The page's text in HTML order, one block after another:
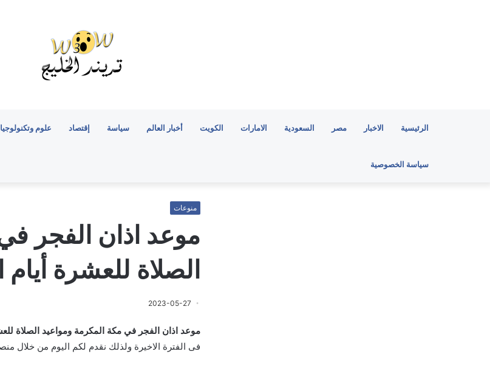
الرئيسية الاخبار مصر السعودية الامارات الكويت أخبار العالم سياسة إقتصاد علوم وتكنولوجيا
سياسة الخصوصية
منوعات
موعد اذان الفجر
الصلاة للعشرة أيام
2023-05-27
موعد اذان الفجر في مكة المكرمة ومواعيد الصلاة
فى الفترة الاخيرة ولذلك نقدم لكم اليوم من خلال